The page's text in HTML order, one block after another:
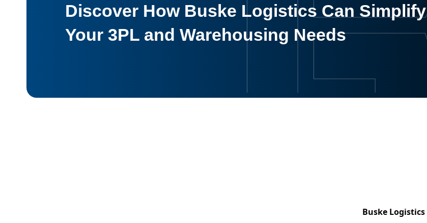
Discover How Buske Logistics Can Simplify
Your 3PL and Warehousing Needs
Buske Logistics